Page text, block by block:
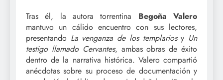
Tras él, la autora torrentina Begoña Valero
mantuvo un cálido encuentro con sus lectores,
presentando La venganza de los templariosy Un
testigo llamado Cervantes, ambas obras de éxito
dentro de la narrativa histórica. Valero compartió
anécdotas sobre su proceso de documentación y